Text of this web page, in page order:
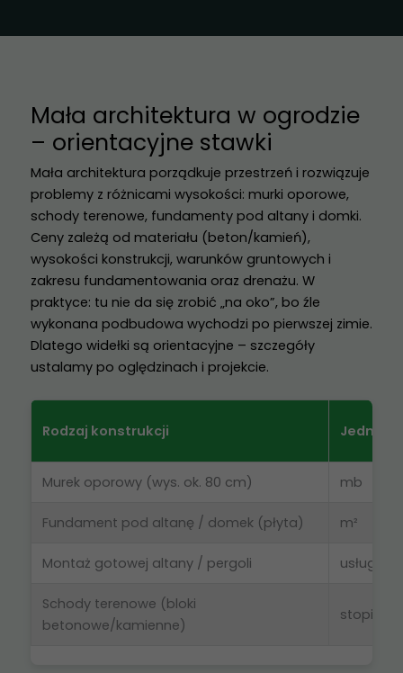
Mała architektura w ogrodzie
– orientacyjne stawki
Mała architektura porządkuje przestrzeń i rozwiązuje
problemy z różnicami wysokości: murki oporowe,
schody terenowe, fundamenty pod altany i domki.
Ceny zależą od materiału (beton/kamień),
wysokości konstrukcji, warunków gruntowych i
zakresu fundamentowania oraz drenażu. W
praktyce: tu nie da się zrobić „na oko”, bo źle
wykonana podbudowa wychodzi po pierwszej zimie.
Dlatego widełki są orientacyjne – szczegóły
ustalamy po oględzinach i projekcie.
Rodzaj konstrukcji
Murek oporowy (wys. ok. 80 cm) mb
Fundament pod altanę / domek (płyta) m²
Montaż gotowej altany / pergoli usługa
Schody terenowe (bloki
betonowe/kamienne)
stopień